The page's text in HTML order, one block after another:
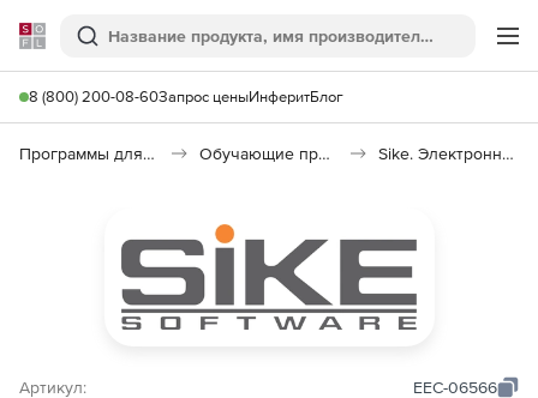
Softline
Поиск
8 (800) 200-08-60Запрос ценыИнферитБлог
Программы для образования и науки Обучающие программы Sike. Электронный курс Слесарь горнорудного оборудования: шахтные вагонетки
Артикул: EEC-06566